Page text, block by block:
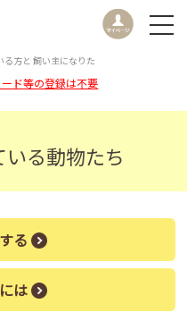
る方と 飼い主になりた
ド等の登録は不要
る動物たち
る
は